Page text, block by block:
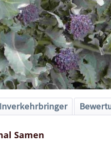
Inverkehrbringer
Samen